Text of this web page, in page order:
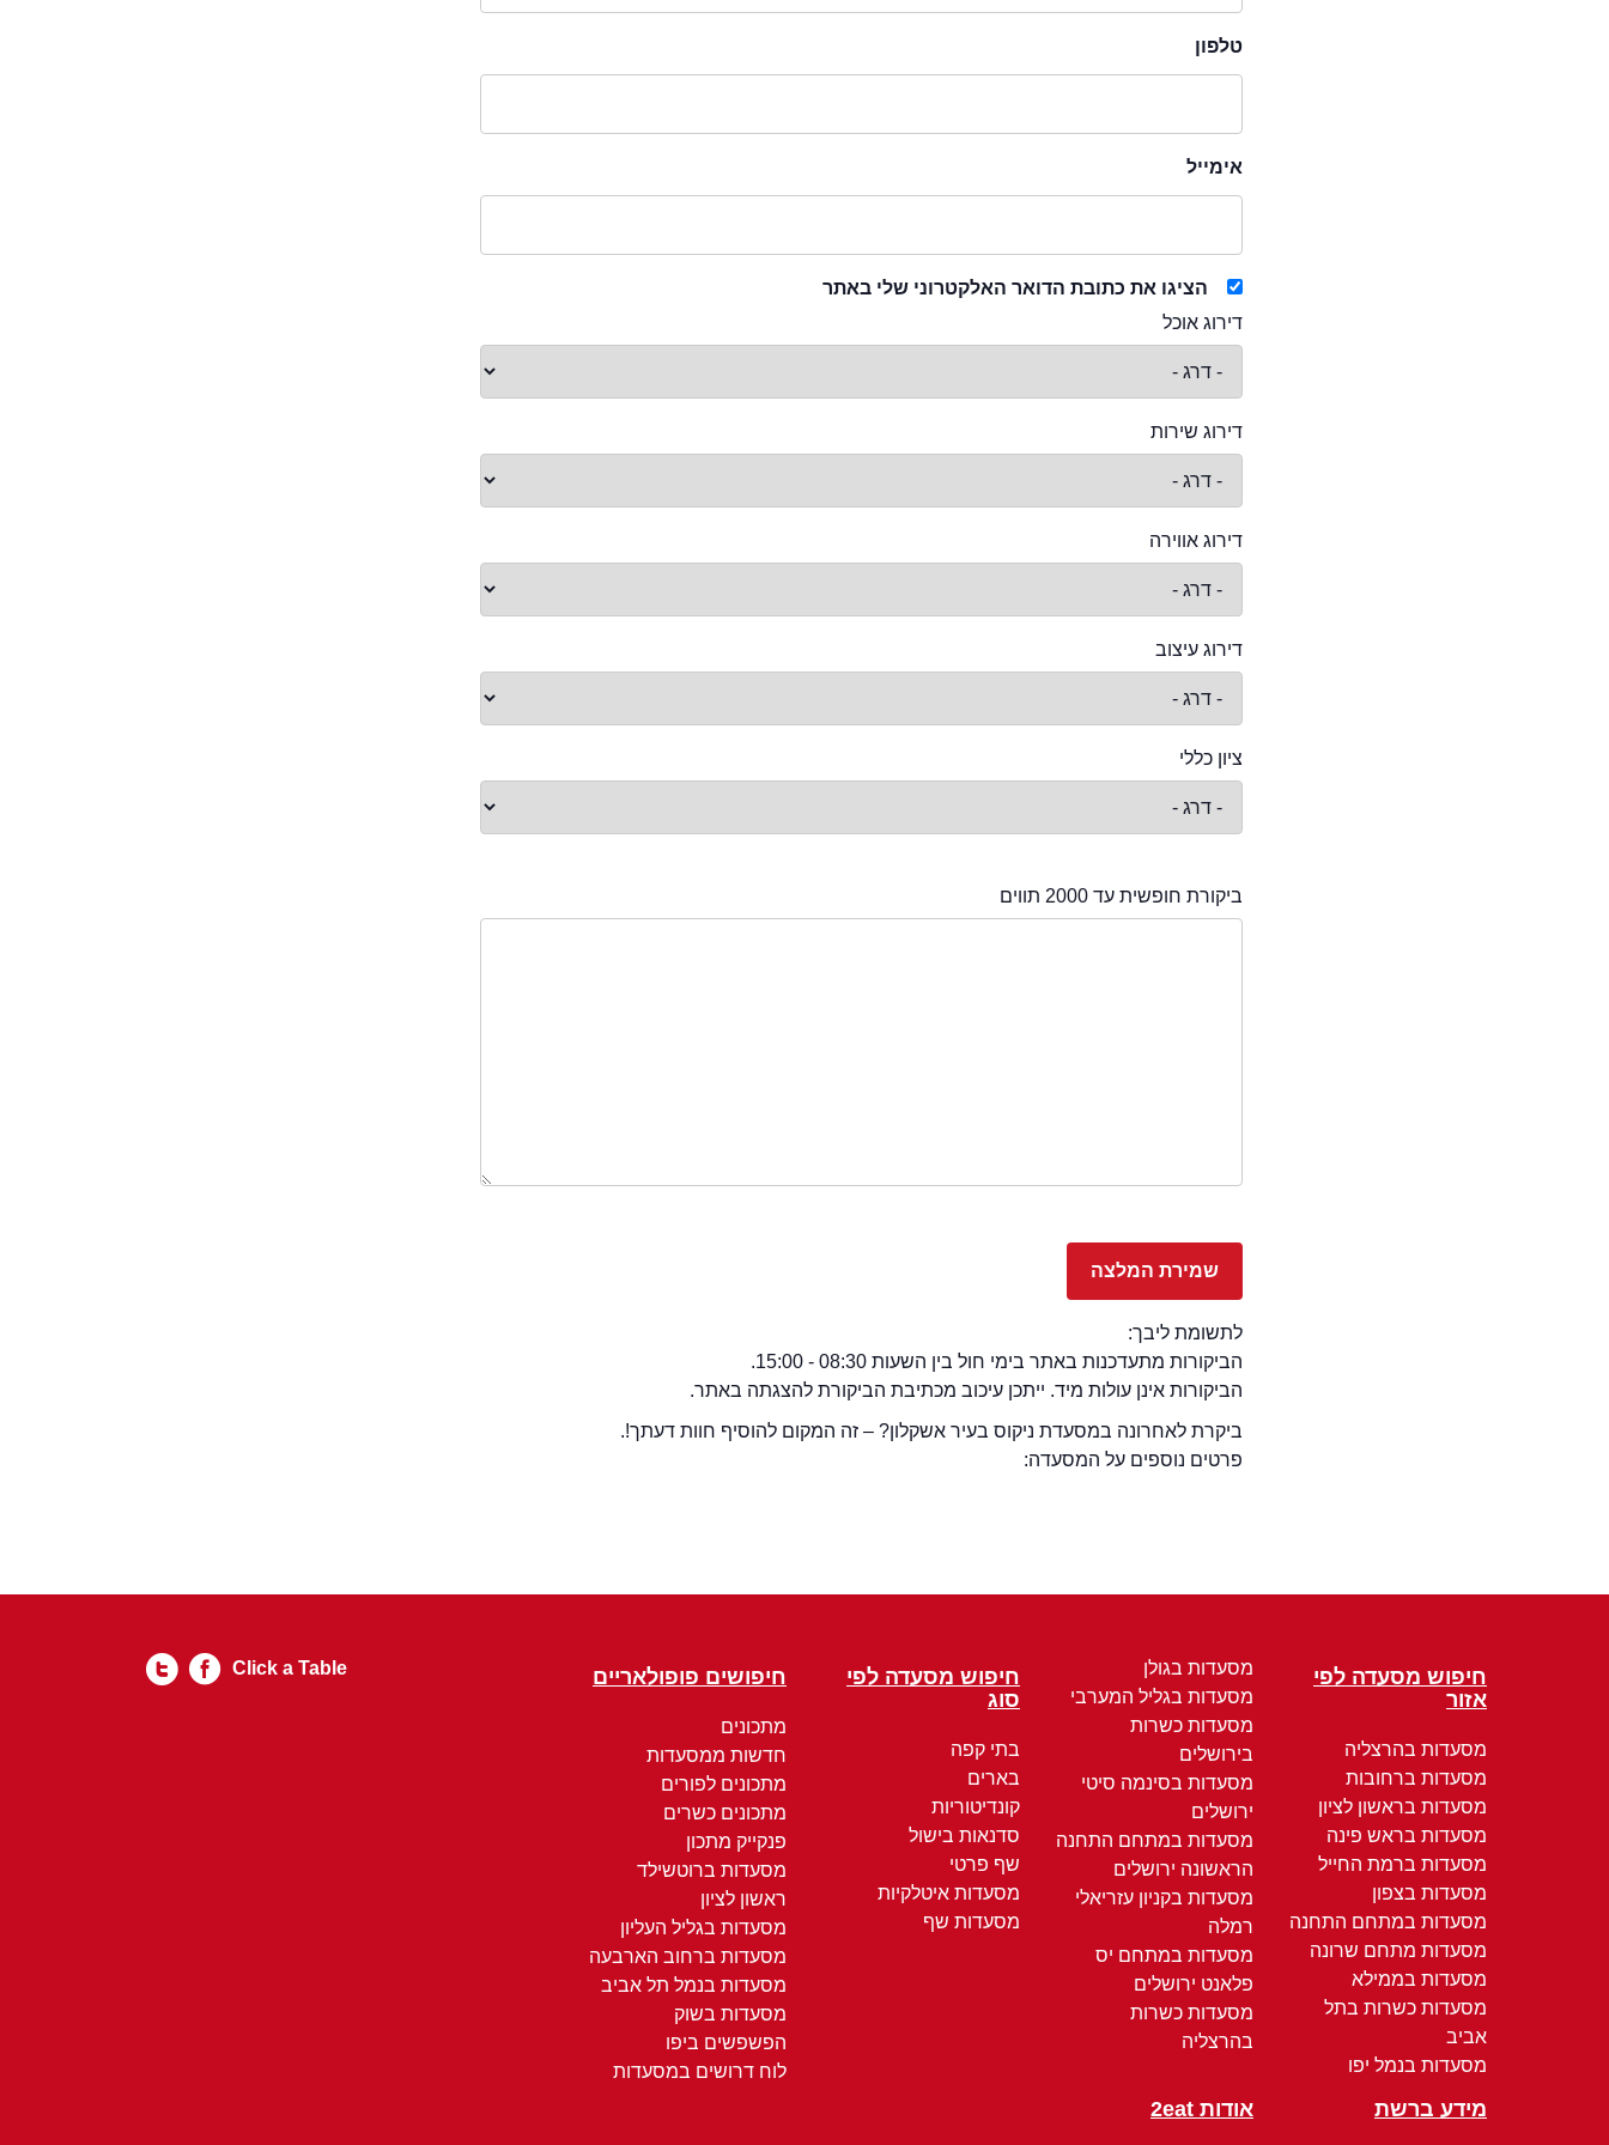
טלפון
אימייל
הציגו את כתובת הדואר האלקטרוני שלי באתר
דירוג אוכל
דירוג שירות
דירוג אווירה
דירוג עיצוב
ציון כללי
ביקורת חופשית עד 2000 תווים
לתשומת ליבך:
הביקורות מתעדכנות באתר בימי חול בין השעות 08:30 - 15:00.
הביקורות אינן עולות מיד. ייתכן עיכוב מכתיבת הביקורת להצגתה באתר.
ביקרת לאחרונה במסעדת ניקוס בעיר אשקלון? – זה המקום להוסיף חוות דעתך!.
פרטים נוספים על המסעדה:
חיפוש מסעדה לפי
אזור
מסעדות בהרצליה
מסעדות ברחובות
מסעדות בראשון לציון
מסעדות בראש פינה
מסעדות ברמת החייל
מסעדות בצפון
מסעדות במתחם התחנה
מסעדות מתחם שרונה
מסעדות בממילא
מסעדות כשרות בתל
אביב
מסעדות בנמל יפו
מסעדות בגולן
מסעדות בגליל המערבי
מסעדות כשרות
בירושלים
מסעדות בסינמה סיטי
ירושלים
מסעדות במתחם התחנה
הראשונה ירושלים
מסעדות בקניון עזריאלי
רמלה
מסעדות במתחם יס
פלאנט ירושלים
מסעדות כשרות
בהרצליה
חיפוש מסעדה לפי
סוג
בתי קפה
בארים
קונדיטוריות
סדנאות בישול
שף פרטי
מסעדות איטלקיות
מסעדות שף
חיפושים פופולאריים
מתכונים
חדשות ממסעדות
מתכונים לפורים
מתכונים כשרים
פנקייק מתכון
מסעדות ברוטשילד
ראשון לציון
מסעדות בגליל העליון
מסעדות ברחוב הארבעה
מסעדות בנמל תל אביב
מסעדות בשוק
הפשפשים ביפו
לוח דרושים במסעדות
מידע ברשת אודות 2eat
Click a Table